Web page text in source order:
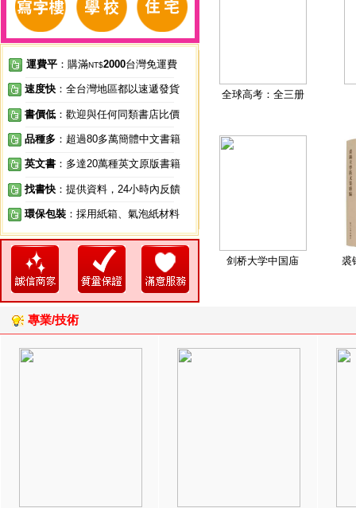
運費平 ：購滿NT$2000台灣免運費
速度快 ：全台灣地區都以速遞發貨
書價低 ：歡迎與任何同類書店比價
品種多 ：超過80多萬簡體中文書籍
英文書 ：多達20萬種英文原版書籍
找書快 ：提供資料，24小時內反饋
環保包裝 ：採用紙箱、氣泡紙材料
全球高考：全三册
剑桥大学中国庙 裘
專業/技術